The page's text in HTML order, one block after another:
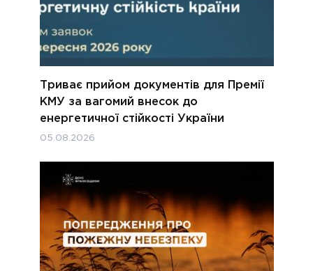
Триває прийом документів для Премії
КМУ за вагомий внесок до
енергетичної стійкості України
05.08.2026